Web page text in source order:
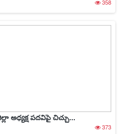
358
పదవిపై చిచ్చు...
373